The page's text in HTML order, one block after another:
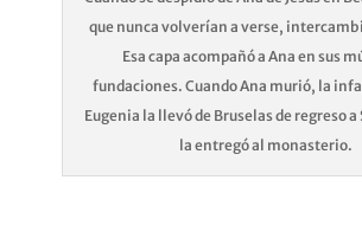
que nunca volverían a verse,
Esa capa acompañó a Ana en sus
fundaciones. Cuando Ana murió, la
Eugenia la llevó de Bruselas de regreso
la entregó al monasterio.